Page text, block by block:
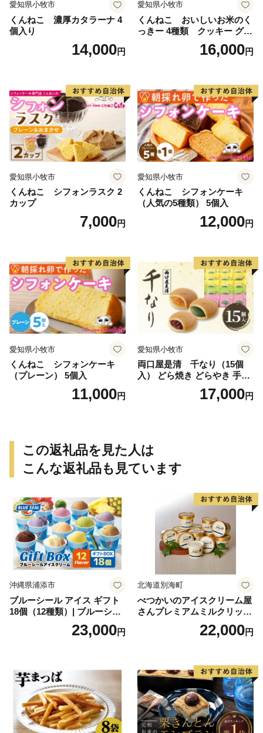
愛知県小牧市
くんねこ 濃厚カタラーナ 4
個入り
14,000円
愛知県小牧市
くんねこ おいしいお米のく
っきー 4種類 クッキー グル
16,000円
愛知県小牧市
くんねこ シフォンラスク 2
カップ
7,000円
愛知県小牧市
くんねこ シフォンケーキ
（人気の5種類） 5個入
12,000円
愛知県小牧市
くんねこ シフォンケーキ
（プレーン） 5個入
11,000円
愛知県小牧市
両口屋是清 千なり（15個
入） どら焼き どらやき 手土
産 お土産 土産 丹波大納言小
豆 抹茶 林檎 りんご 慶事 お
17,000円
この返礼品を見た人は
こんな返礼品も見ています
沖縄県浦添市
ブルーシール アイス ギフト
18個（12種類）| ブルーシー
ルアイス ブルーシールアイ
スクリーム 着日指定可能 送
誕生日 カップ 詰め合わせ バ
ラエティ | バニラ チョコレー
ト ストロベリー ピスタチオ
バニラ＆クッキー ウベ 沖縄
紅イモ 塩ちんすこう 沖縄シ
ークヮーサー 沖縄黒糖 琉球
23,000円
北海道別海町
べつかいのアイスクリーム屋
さんプレミアムミルクリッチ
12個（AP-01）（ 北海道アイ
ス 北海道産アイス アイス ア
道産アイス 道産アイスクリ
ーム ギフト 詰合せ 詰め合わ
せ ふるさと納税 ）
22,000円